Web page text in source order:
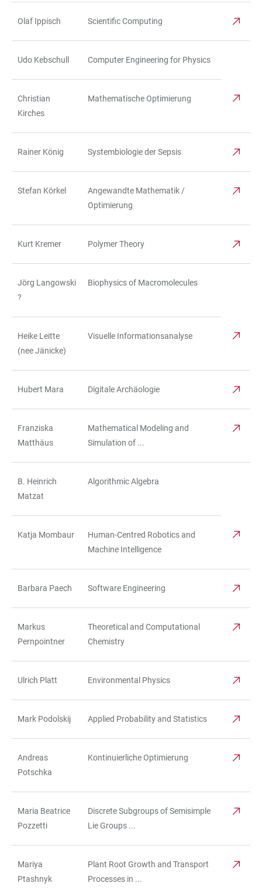
Olaf Ippisch Scientific Computing
Udo Kebschull Computer Engineering for Physics
Christian
Kirches
Mathematische Optimierung
Rainer König Systembiologie der Sepsis
Stefan Körkel
Angewandte Mathematik /
Optimierung
Kurt Kremer Polymer Theory
Jörg Langowski
?
Biophysics of Macromolecules
Heike Leitte
(nee Jänicke)
Visuelle Informationsanalyse
Hubert Mara Digitale Archäologie
Franziska
Matthäus
Mathematical Modeling and
Simulation of ...
B. Heinrich
Matzat
Algorithmic Algebra
Katja Mombaur
Human-Centred Robotics and
Machine Intelligence
Barbara Paech Software Engineering
Markus
Pernpointner
Theoretical and Computational
Chemistry
Ulrich Platt Environmental Physics
Mark Podolskij Applied Probability and Statistics
Andreas
Potschka
Kontinuierliche Optimierung
Maria Beatrice
Pozzetti
Discrete Subgroups of Semisimple
Lie Groups ...
Mariya
Ptashnyk
Plant Root Growth and Transport
Processes in ...